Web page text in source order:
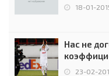
18-01-
Нас не
Россией
23-02-